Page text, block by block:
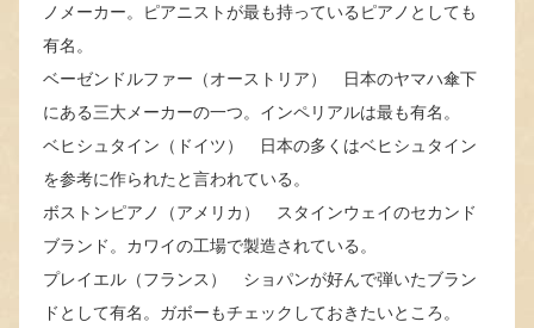
ノメーカー。ピアニストが最も持っているピアノとしても
有名。
ベーゼンドルファー（オーストリア） 日本のヤマハ傘下
にある三大メーカーの一つ。インペリアルは最も有名。
ベヒシュタイン（ドイツ） 日本の多くはベヒシュタイン
を参考に作られたと言われている。
ボストンピアノ（アメリカ） スタインウェイのセカンド
ブランド。カワイの工場で製造されている。
プレイエル（フランス） ショパンが好んで弾いたブラン
ドとして有名。ガボーもチェックしておきたいところ。